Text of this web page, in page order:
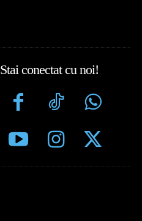
Stai conectat cu noi!